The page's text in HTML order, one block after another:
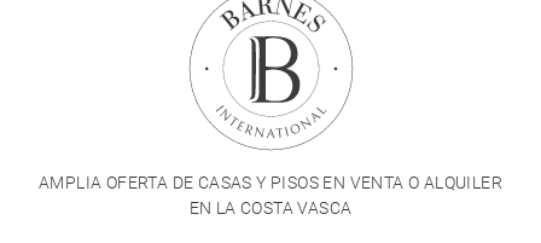
AMPLIA OFERTA DE CASAS Y PISOS EN VENTA O ALQUILER
EN LA COSTA VASCA